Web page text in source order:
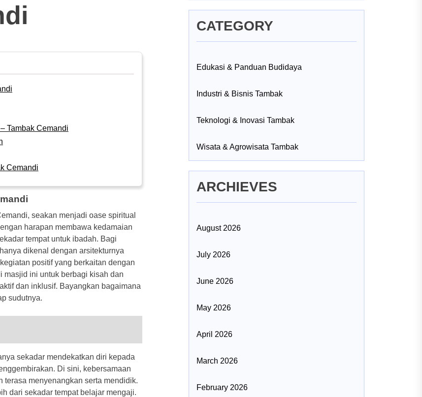
Tambak Cemandi
Cemandi
seakan menjadi oase spiritual
harapan membawa kedamaian
tempat untuk ibadah. Bagi
dikenal dengan arsitekturnya
positif yang berkaitan dengan
masjid ini untuk berbagi kisah dan
dan inklusif. Bayangkan bagaimana
sudutnya.
sekadar mendekatkan diri kepada
Di sini, kebersamaan
terasa menyenangkan serta mendidik.
dari sekadar tempat belajar mengaji.
CATEGORY
Edukasi & Panduan Budidaya
Industri & Bisnis Tambak
Teknologi & Inovasi Tambak
Wisata & Agrowisata Tambak
ARCHIEVES
August 2026
July 2026
June 2026
May 2026
April 2026
March 2026
February 2026